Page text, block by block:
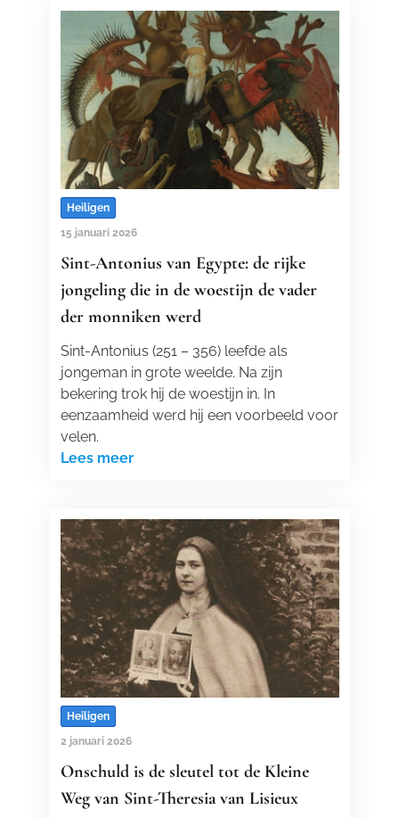
Heiligen
15 januari 2026
Sint-Antonius van Egypte: de rijke
jongeling die in de woestijn de vader
der monniken werd
Sint-Antonius (251 – 356) leefde als
jongeman in grote weelde. Na zijn
bekering trok hij de woestijn in. In
eenzaamheid werd hij een voorbeeld voor
velen.
Lees meer
Heiligen
2 januari 2026
Onschuld is de sleutel tot de Kleine
Weg van Sint-Theresia van Lisieux